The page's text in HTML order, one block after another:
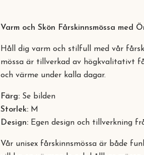
Varm och Skön Fårskinnsmössa med
Håll dig varm och stilfull med vår
mössa är tillverkad av högkvalitativt
och värme under kalla dagar.
Färg: Se bilden
Storlek: M
Design: Egen design och tillverkning
Vår unisex fårskinnsmössa är både